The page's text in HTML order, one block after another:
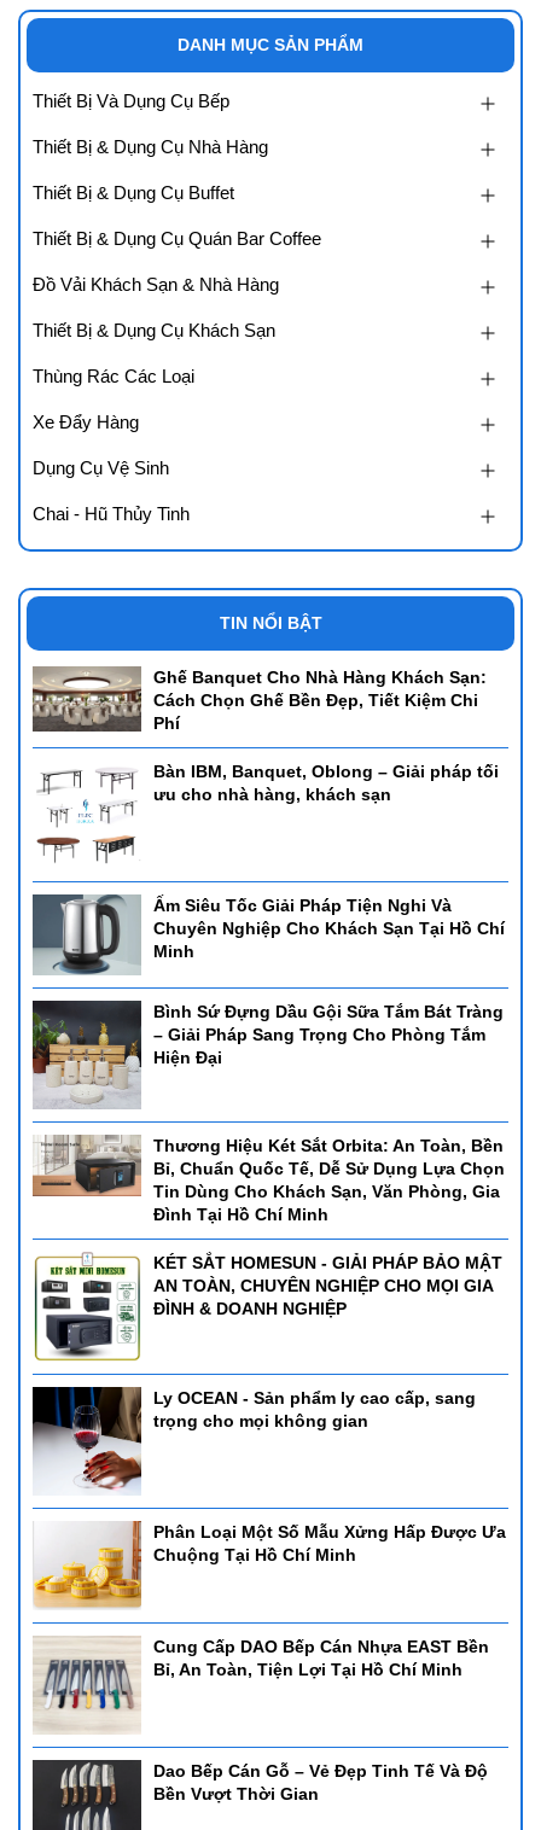
DANH MỤC SẢN PHẨM
Thiết Bị Và Dụng Cụ Bếp
Thiết Bị & Dụng Cụ Nhà Hàng
Thiết Bị & Dụng Cụ Buffet
Thiết Bị & Dụng Cụ Quán Bar Coffee
Đồ Vải Khách Sạn & Nhà Hàng
Thiết Bị & Dụng Cụ Khách Sạn
Thùng Rác Các Loại
Xe Đẩy Hàng
Dụng Cụ Vệ Sinh
Chai - Hũ Thủy Tinh
TIN NỔI BẬT
Ghế Banquet Cho Nhà Hàng Khách Sạn:
Cách Chọn Ghế Bền Đẹp, Tiết Kiệm Chi
Phí
Bàn IBM, Banquet, Oblong – Giải pháp tối
ưu cho nhà hàng, khách sạn
Ấm Siêu Tốc Giải Pháp Tiện Nghi Và
Chuyên Nghiệp Cho Khách Sạn Tại Hồ Chí
Minh
Bình Sứ Đựng Dầu Gội Sữa Tắm Bát Tràng
– Giải Pháp Sang Trọng Cho Phòng Tắm
Hiện Đại
Thương Hiệu Két Sắt Orbita: An Toàn, Bền
Bỉ, Chuẩn Quốc Tế, Dễ Sử Dụng Lựa Chọn
Tin Dùng Cho Khách Sạn, Văn Phòng, Gia
Đình Tại Hồ Chí Minh
KÉT SẮT HOMESUN - GIẢI PHÁP BẢO MẬT
AN TOÀN, CHUYÊN NGHIỆP CHO MỌI GIA
ĐÌNH & DOANH NGHIỆP
Ly OCEAN - Sản phẩm ly cao cấp, sang
trọng cho mọi không gian
Phân Loại Một Số Mẫu Xửng Hấp Được Ưa
Chuộng Tại Hồ Chí Minh
Cung Cấp DAO Bếp Cán Nhựa EAST Bền
Bỉ, An Toàn, Tiện Lợi Tại Hồ Chí Minh
Dao Bếp Cán Gỗ – Vẻ Đẹp Tinh Tế Và Độ
Bền Vượt Thời Gian